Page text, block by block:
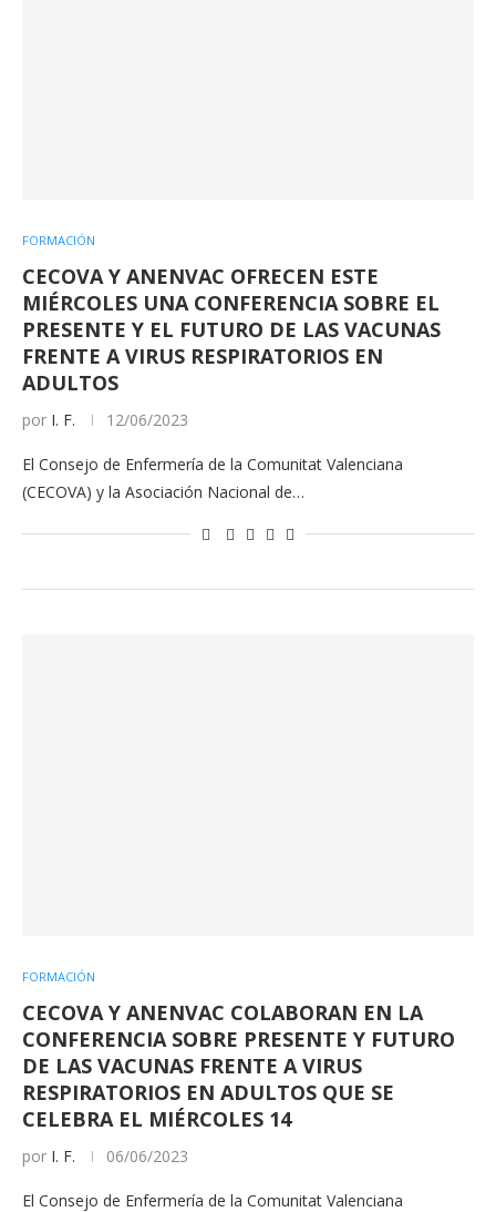
FORMACIÓN
CECOVA Y ANENVAC OFRECEN ESTE
MIÉRCOLES UNA CONFERENCIA SOBRE EL
PRESENTE Y EL FUTURO DE LAS VACUNAS
FRENTE A VIRUS RESPIRATORIOS EN
ADULTOS
por I. F. 12/06/2023
El Consejo de Enfermería de la Comunitat Valenciana
(CECOVA) y la Asociación Nacional de…
FORMACIÓN
CECOVA Y ANENVAC COLABORAN EN LA
CONFERENCIA SOBRE PRESENTE Y FUTURO
DE LAS VACUNAS FRENTE A VIRUS
RESPIRATORIOS EN ADULTOS QUE SE
CELEBRA EL MIÉRCOLES 14
por I. F. 06/06/2023
El Consejo de Enfermería de la Comunitat Valenciana